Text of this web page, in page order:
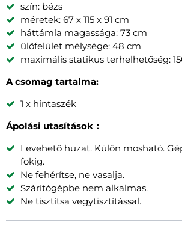
szín: bézs
méretek: 67 x 115 x 91 cm
háttámla magassága: 73 cm
ülőfelület mélysége: 48 cm
maximális statikus terhelhetőség:
A csomag tartalma:
1 x hintaszék
Ápolási utasítások：
Levehető huzat. Külön mosható.
fokig.
Ne fehérítse, ne vasalja.
Szárítógépbe nem alkalmas.
Ne tisztítsa vegytisztítással.